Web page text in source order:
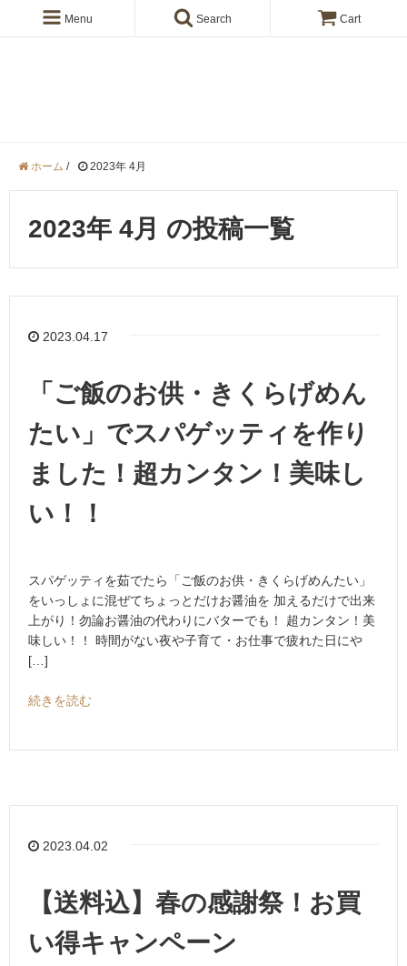
Menu Search Cart
ホーム / 2023年 4月
2023年 4月 の投稿一覧
2023.04.17
「ご飯のお供・きくらげめん
たい」でスパゲッティを作り
ました！超カンタン！美味し
い！！
スパゲッティを茹でたら「ご飯のお供・きくらげめんたい」
をいっしょに混ぜてちょっとだけお醤油を 加えるだけで出来
上がり！勿論お醤油の代わりにバターでも！ 超カンタン！美
味しい！！ 時間がない夜や子育て・お仕事で疲れた日にや
[…]
続きを読む
2023.04.02
【送料込】春の感謝祭！お買
い得キャンペーン